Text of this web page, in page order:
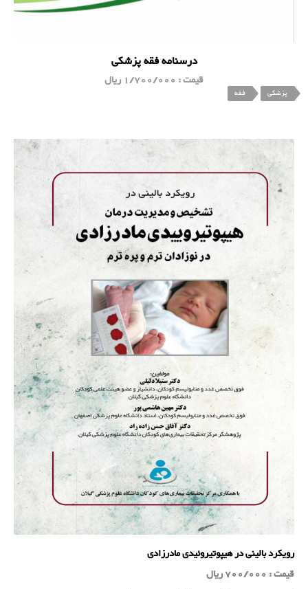
درسنامه فقه پزشکی
قیمت : 1/700/000 ریال
پزشکی فقه
رویکرد بالینی در هیپوتیروئیدی مادرزادی
قیمت : 700/000 ریال